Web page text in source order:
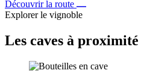
Découvrir la route
Explorer le vignoble
Les caves à proximité